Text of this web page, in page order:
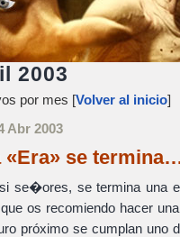
2003
por mes [Volver al inicio]
Abr 2003
«Era» se
se�ores, se termina una
os recomiendo hacer
próximo se cumplan uno